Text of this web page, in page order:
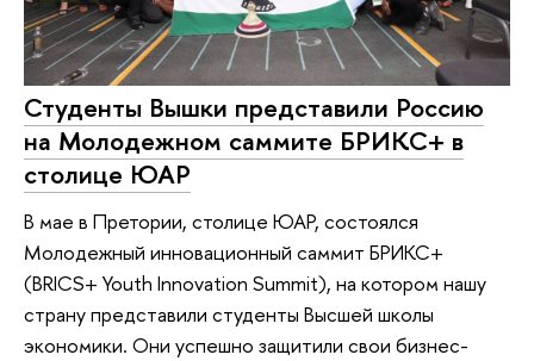
Студенты Вышки представили Россию
на Молодежном саммите БРИКС+ в
столице ЮАР
В мае в Претории, столице ЮАР, состоялся
Молодежный инновационный саммит БРИКС+
(BRICS+ Youth Innovation Summit), на котором нашу
страну представили студенты Высшей школы
экономики. Они успешно защитили свои бизнес-